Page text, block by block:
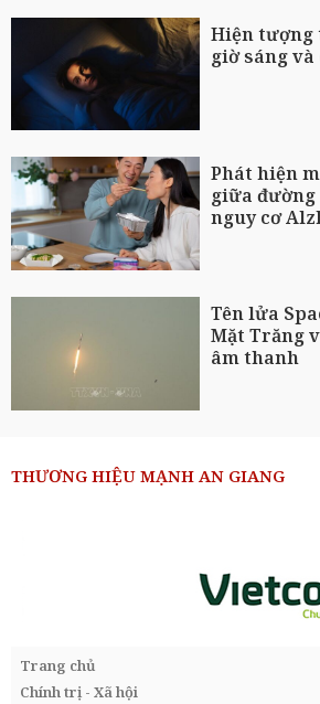
Hiện tượng
giờ sáng
Phát hiện
giữa
nguy cơ
Tên lửa
Mặt Trăng
âm thanh
THƯƠNG HIỆU MẠNH AN GIANG
Trang chủ
Chính trị - Xã hội